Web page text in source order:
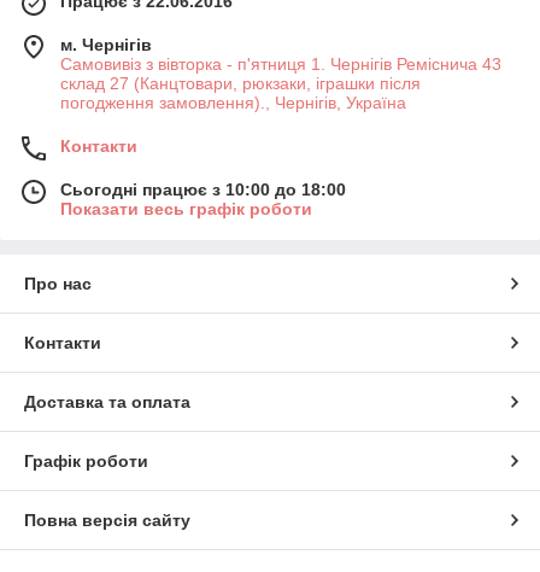
м. Чернігів
Самовивіз з вівторка - п'ятниця 1. Чернігів Реміснича 43
склад 27 (Канцтовари, рюкзаки, іграшки після
погодження замовлення)., Чернігів, Україна
Контакти
Сьогодні працює з 10:00 до 18:00
Показати весь графік роботи
Про нас
Контакти
Доставка та оплата
Графік роботи
Повна версія сайту